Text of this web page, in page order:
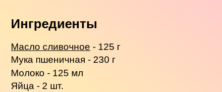
Ингредиенты
Масло сливочное - 125 г
Мука пшеничная - 230 г
Молоко - 125 мл
Яйца - 2 шт.